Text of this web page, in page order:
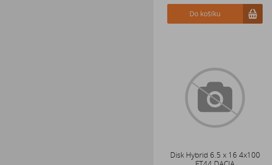
Do košíku
Disk Hybrid 6.5 x 16 4x100